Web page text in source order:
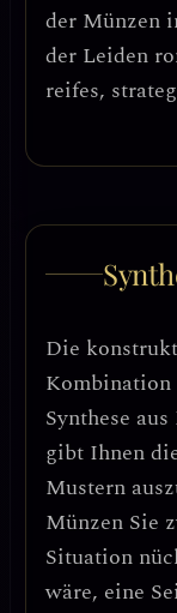
der Münzen
der Leiden
reifes,
Die
Synthese
gibt Ihnen
Mustern
Münzen Sie
Situation
wäre, eine